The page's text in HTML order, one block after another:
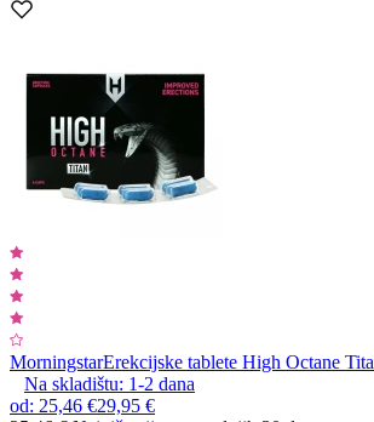
MorningstarErekcijske tablete High Octane
Na skladištu: 1-2 dana
od: 25,46 €29,95 €